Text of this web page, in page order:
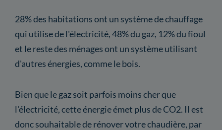
28% des habitations ont un système de chauffage
qui utilise de l'électricité, 48% du gaz, 12% du fioul
et le reste des ménages ont un système utilisant
d'autres énergies, comme le bois.
Bien que le gaz soit parfois moins cher que
l'électricité, cette énergie émet plus de CO2. Il est
donc souhaitable de rénover votre chaudière, par